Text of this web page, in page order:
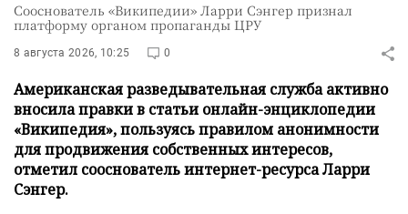
Сооснователь «Википедии» Ларри Сэнгер признал
платформу органом пропаганды ЦРУ
8 августа 2026, 10:25 0
Американская разведывательная служба активно
вносила правки в статьи онлайн-энциклопедии
«Википедия», пользуясь правилом анонимности
для продвижения собственных интересов,
отметил сооснователь интернет-ресурса Ларри
Сэнгер.